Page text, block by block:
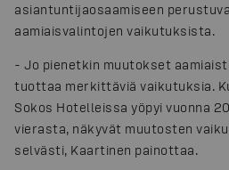
asiantuntijaosaamiseen
aamiaisvalintojen vaikutuksista.
- Jo pienetkin muutokset
tuottaa merkittäviä vaikutuksia.
Sokos Hotelleissa yöpyi vuonna
vierasta, näkyvät muutosten
selvästi, Kaartinen painottaa.